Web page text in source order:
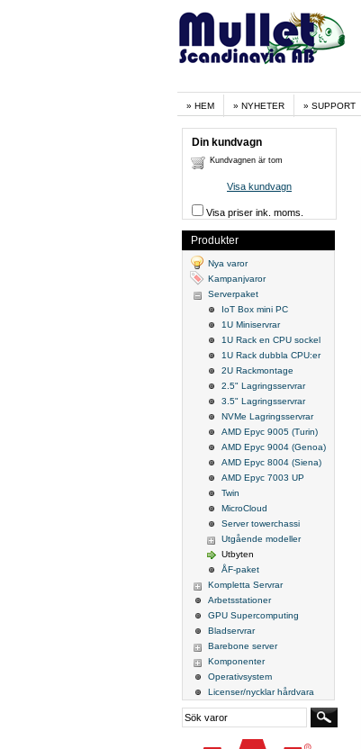
HEM NYHETER SUPPORT
Din kundvagn
Kundvagnen är tom
Visa kundvagn
Visa priser ink. moms.
Produkter
Nya varor
Kampanjvaror
Serverpaket
IoT Box mini PC
1U Miniservrar
1U Rack en CPU sockel
1U Rack dubbla CPU:er
2U Rackmontage
2.5" Lagringsservrar
3.5" Lagringsservrar
NVMe Lagringsservrar
AMD Epyc 9005 (Turin)
AMD Epyc 9004 (Genoa)
AMD Epyc 8004 (Siena)
AMD Epyc 7003 UP
Twin
MicroCloud
Server towerchassi
Utgående modeller
Utbyten
ÅF-paket
Kompletta Servrar
Arbetsstationer
GPU Supercomputing
Bladservrar
Barebone server
Komponenter
Operativsystem
Licenser/nycklar hårdvara